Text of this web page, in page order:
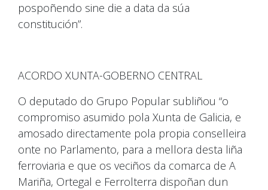
pospoñendo sine die a data da súa
constitución”.
ACORDO XUNTA-GOBERNO CENTRAL
O deputado do Grupo Popular subliñou “o
compromiso asumido pola Xunta de Galicia, e
amosado directamente pola propia conselleira
onte no Parlamento, para a mellora desta liña
ferroviaria e que os veciños da comarca de A
Mariña, Ortegal e Ferrolterra dispoñan dun